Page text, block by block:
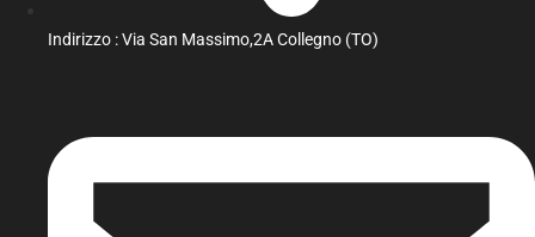
Indirizzo : Via San Massimo,2A Collegno (TO)